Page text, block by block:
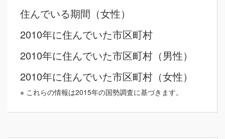
住んでいる期間（女性）
2010年に住んでいた市区町村
2010年に住んでいた市区町村（男性）
2010年に住んでいた市区町村（女性）
※ これらの情報は2015年の国勢調査に基づきます。